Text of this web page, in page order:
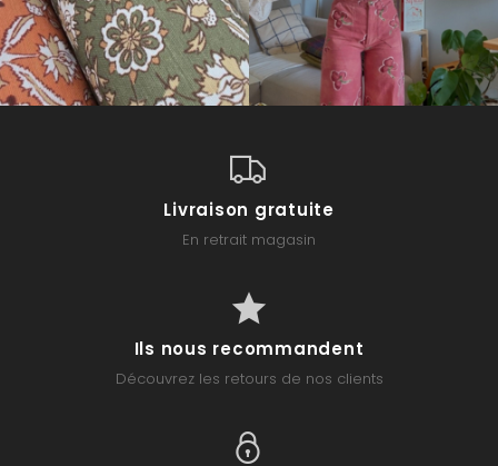
Livraison gratuite
En retrait magasin
Ils nous recommandent
Découvrez les retours de nos clients